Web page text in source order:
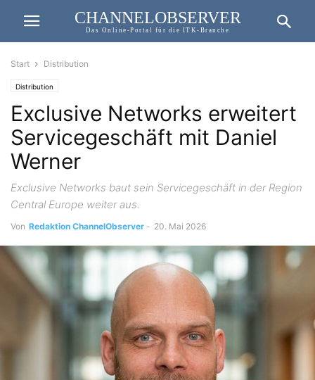
CHANNELOBSERVER
Das Online-Portal für die ITK-Branche
Start Distribution
Distribution
Exclusive Networks erweitert
Servicegeschäft mit Daniel
Werner
Exclusive Networks baut sein Servicegeschäft in der Region
Central Europe weiter aus.
Von Redaktion ChannelObserver - 20. Mai 2026